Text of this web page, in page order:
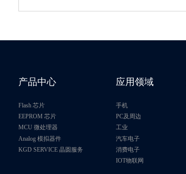
产品中心
Flash 芯片
EEPROM 芯片
MCU 微处理器
Analog 模拟器件
KGD SERVICE 晶圆服务
应用领域
手机
PC及周边
工业
汽车电子
消费电子
IOT物联网